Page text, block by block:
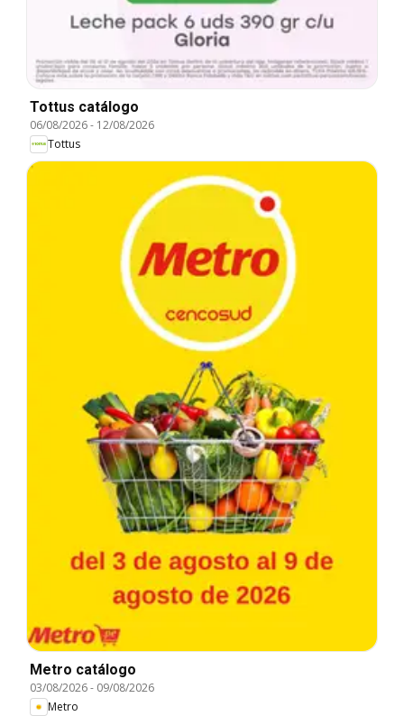
Tottus catálogo
06/08/2026- 12/08/2026
Tottus
Metro catálogo
03/08/2026- 09/08/2026
Metro